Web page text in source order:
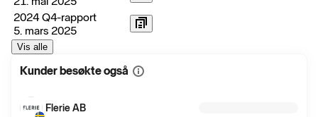
2024 Q4-rapport
5. mars 2025
Vis alle
Kunder besøkte også Vis
Flerie AB